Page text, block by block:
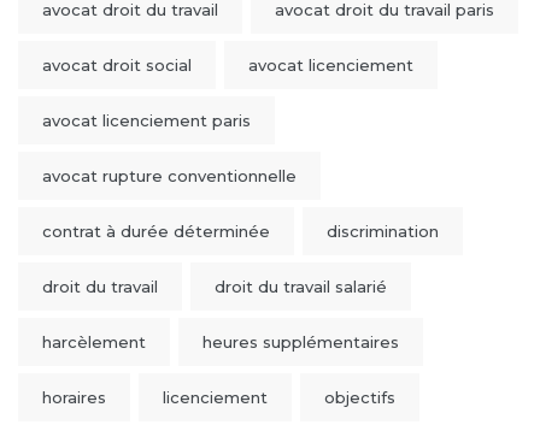
avocat droit du travail avocat droit du travail paris
avocat droit social avocat licenciement
avocat licenciement paris
avocat rupture conventionnelle
contrat à durée déterminée discrimination
droit du travail droit du travail salarié
harcèlement heures supplémentaires
horaires licenciement objectifs